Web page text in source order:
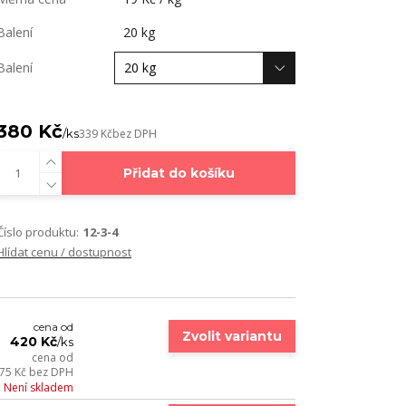
20 kg
Kč/ks339 Kčbez DPH
Přidat do košíku
produktu: 12-3-4
cenu / dostupnost
cena od
420 Kč/ks
cena od
Kč bez DPH
Není skladem
Zvolit variantu